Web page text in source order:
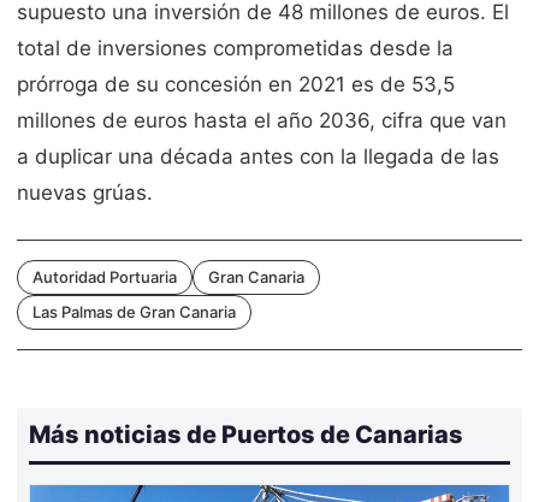
supuesto una inversión de 48 millones de euros. El
total de inversiones comprometidas desde la
prórroga de su concesión en 2021 es de 53,5
millones de euros hasta el año 2036, cifra que van
a duplicar una década antes con la llegada de las
nuevas grúas.
Autoridad Portuaria
Gran Canaria
Las Palmas de Gran Canaria
Más noticias de Puertos de Canarias